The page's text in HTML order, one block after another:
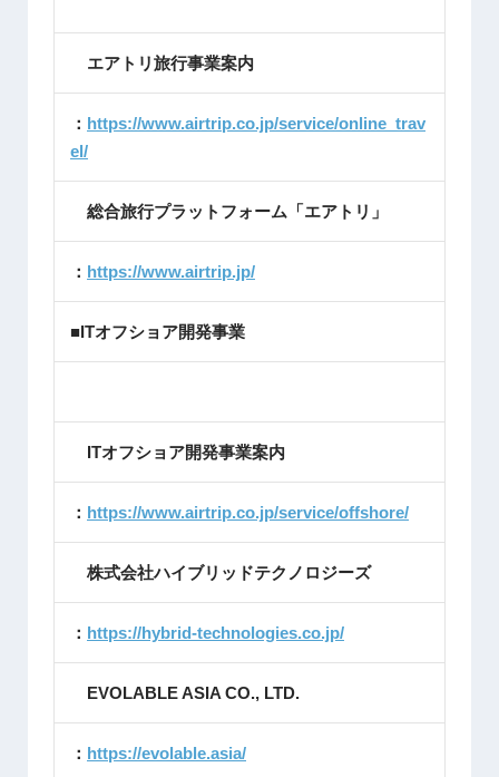
エアトリ旅行事業案内
： https://www.airtrip.co.jp/service/online_trav
el/
総合旅行プラットフォーム「エアトリ」
： https://www.airtrip.jp/
■ITオフショア開発事業
ITオフショア開発事業案内
： https://www.airtrip.co.jp/service/offshore/
株式会社ハイブリッドテクノロジーズ
： https://hybrid-technologies.co.jp/
EVOLABLE ASIA CO., LTD.
： https://evolable.asia/